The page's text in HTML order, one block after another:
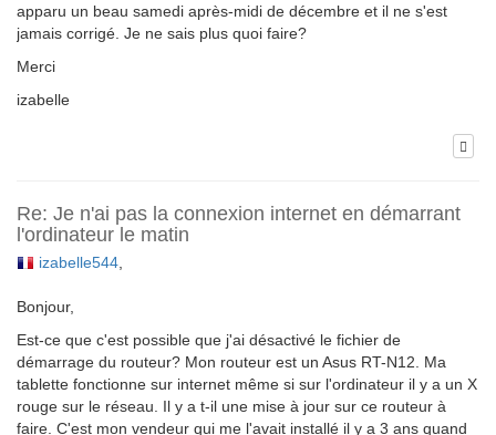
apparu un beau samedi après-midi de décembre et il ne s'est
jamais corrigé. Je ne sais plus quoi faire?
Merci
izabelle
Re: Je n'ai pas la connexion internet en démarrant
l'ordinateur le matin
izabelle544
Bonjour,
Est-ce que c'est possible que j'ai désactivé le fichier de
démarrage du routeur? Mon routeur est un Asus RT-N12. Ma
tablette fonctionne sur internet même si sur l'ordinateur il y a un X
rouge sur le réseau. Il y a t-il une mise à jour sur ce routeur à
faire. C'est mon vendeur qui me l'avait installé il y a 3 ans quand